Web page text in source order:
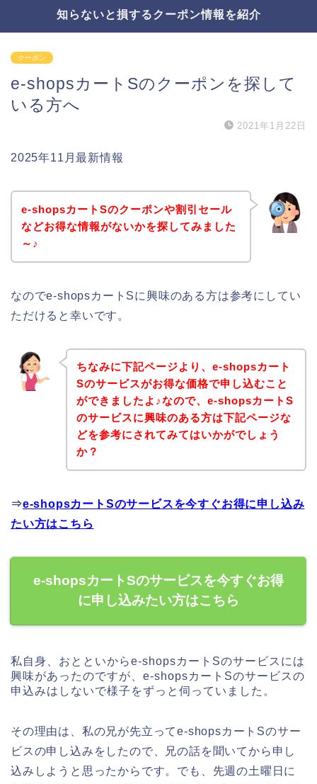
知らないと損するクーポン情報を紹介
クーポン
e-shopsカートSのクーポンを探して
いる方へ
2021年1月22日
2025年11月最新情報
e-shopsカートSのクーポンや割引セール
などお得な情報がないかを探してみました
～♪
なのでe-shopsカートSに興味のある方は参考にしてい
ただけると幸いです。
ちなみに下記ページより、e-shopsカート
Sのサービスがお得な価格で申し込むこと
ができましたよ♪なので、e-shopsカートS
のサービスに興味のある方は下記ページな
どを参考にされてみてはいかがでしょう
か？
⇒e-shopsカートSのサービスを今すぐお得に申し込み
たい方はこちら
e-shopsカートSのサービスを今すぐお得
に申し込みたい方はこちら
私自身、おとといからe-shopsカートSのサービスには
興味があったのですが、e-shopsカートSのサービスの
申込みはしないで様子をずっと伺っていました。
その理由は、私の兄が先立ってe-shopsカートSのサー
ビスの申し込みをしたので、兄の話を聞いてから申し
込みしようと思ったからです。でも、先週の土曜日に